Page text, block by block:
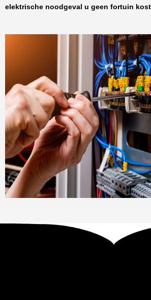
elektrische noodgeval u geen fortuin